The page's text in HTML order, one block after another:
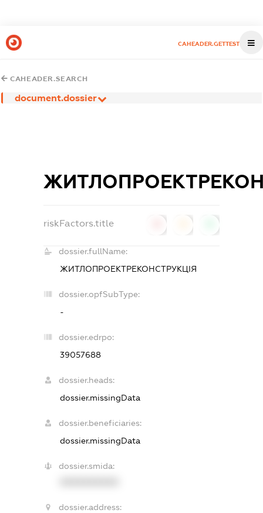
CAHEADER.GETTEST
CAHEADER.SEARCH
document.dossier
riskFactors.title
dossier.fullName:
ЖИТЛОПРОЕКТРЕКОНСТРУКЦІЯ
dossier.opfSubType:
-
dossier.edrpo:
39057688
dossier.heads:
dossier.missingData
dossier.beneficiaries:
dossier.missingData
dossier.smida:
dossier.address: